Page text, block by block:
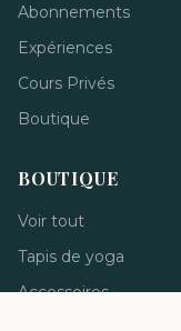
Abonnements
Expériences
Cours Privés
Boutique
BOUTIQUE
Voir tout
Tapis de yoga
Accessoires